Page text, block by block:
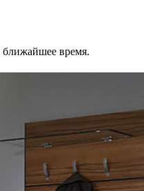
время.